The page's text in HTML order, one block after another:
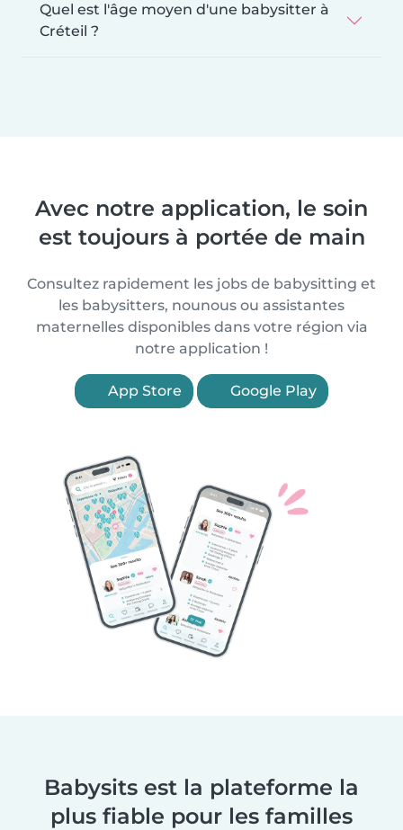
Quel est l'âge moyen d'une babysitter à
Créteil ?
Avec notre application, le soin
est toujours à portée de main
Consultez rapidement les jobs de babysitting et
les babysitters, nounous ou assistantes
maternelles disponibles dans votre région via
notre application !
App Store Google Play
Babysits est la plateforme la
plus fiable pour les familles